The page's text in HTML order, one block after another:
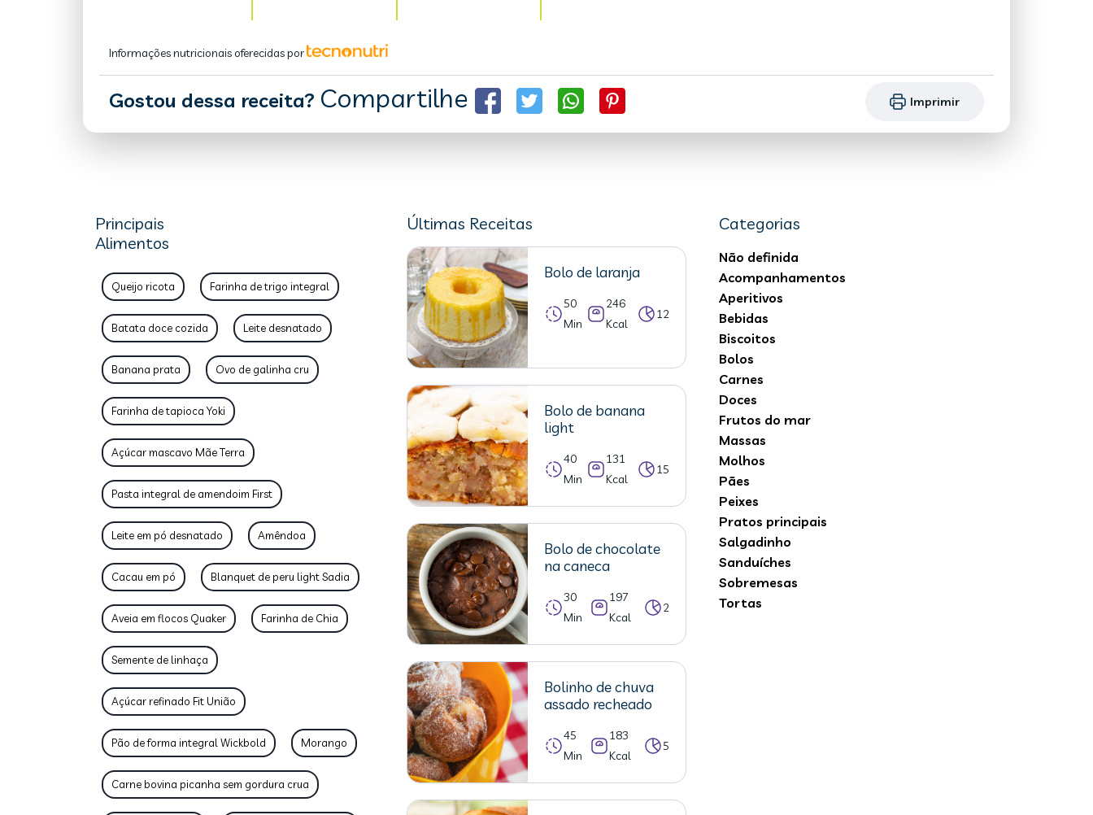
Informações nutricionais oferecidas por
Gostou dessa receita? Compartilhe Imprimir
Principais
Alimentos
Queijo ricota Farinha de trigo integral
Batata doce cozida Leite desnatado
Banana prata Ovo de galinha cru
Farinha de tapioca Yoki
Açúcar mascavo Mãe Terra
Pasta integral de amendoim First
Leite em pó desnatado Amêndoa
Cacau em pó Blanquet de peru light Sadia
Aveia em flocos Quaker Farinha de Chia
Semente de linhaça
Açúcar refinado Fit União
Pão de forma integral Wickbold Morango
Carne bovina picanha sem gordura crua
Últimas Receitas
Bolo de laranja
50
Min
246
Kcal
12
Bolo de banana
light
40
Min
131
Kcal
15
Bolo de chocolate
na caneca
30
Min
197
Kcal
2
Bolinho de chuva
assado recheado
45
Min
183
Kcal
5
Categorias
Não definida
Acompanhamentos
Aperitivos
Bebidas
Biscoitos
Bolos
Carnes
Doces
Frutos do mar
Massas
Molhos
Pães
Peixes
Pratos principais
Salgadinho
Sanduíches
Sobremesas
Tortas